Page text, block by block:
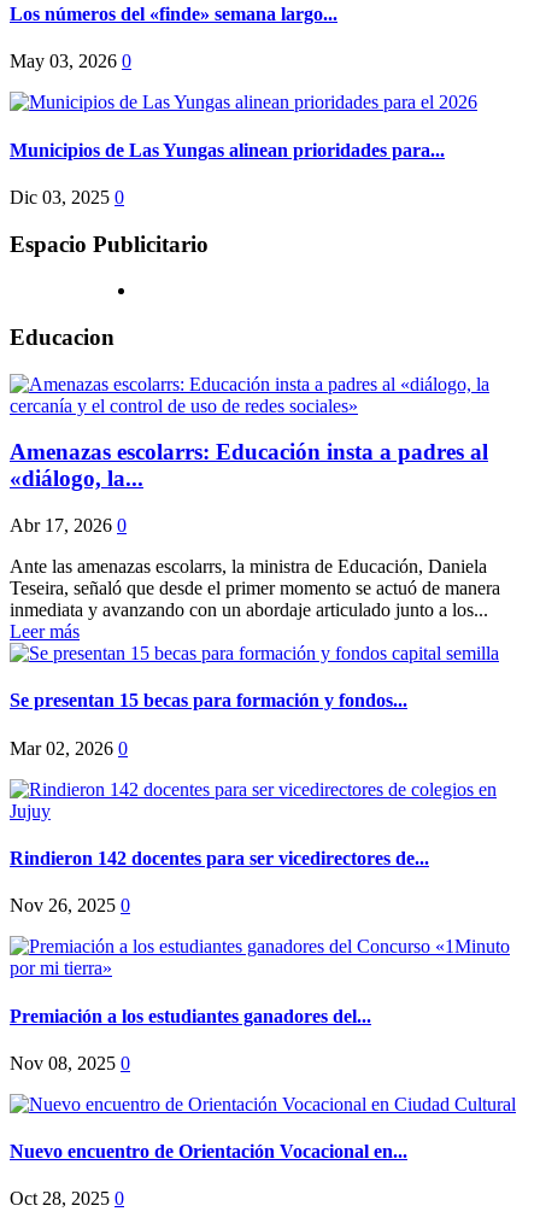
Los números del «finde» semana largo...
May 03, 2026 0
Municipios de Las Yungas alinean prioridades para...
Dic 03, 2025 0
Espacio Publicitario
Educacion
Amenazas escolarrs: Educación insta a padres al
«diálogo, la...
Abr 17, 2026 0
Ante las amenazas escolarrs, la ministra de Educación, Daniela
Teseira, señaló que desde el primer momento se actuó de manera
inmediata y avanzando con un abordaje articulado junto a los...
Leer más
Se presentan 15 becas para formación y fondos...
Mar 02, 2026 0
Rindieron 142 docentes para ser vicedirectores de...
Nov 26, 2025 0
Premiación a los estudiantes ganadores del...
Nov 08, 2025 0
Nuevo encuentro de Orientación Vocacional en...
Oct 28, 2025 0